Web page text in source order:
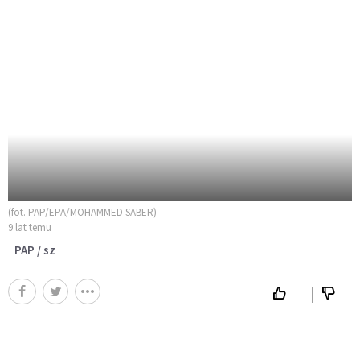
(fot. PAP/EPA/MOHAMMED SABER)
9 lat temu
PAP / sz